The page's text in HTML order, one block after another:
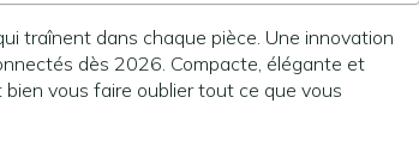
traînent dans chaque pièce. Une innovation
dès 2026. Compacte, élégante et
vous faire oublier tout ce que vous